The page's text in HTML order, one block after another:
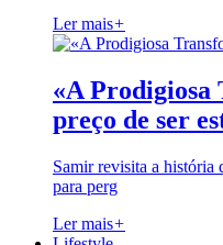
Ler mais+
«A Prodigiosa
preço de ser
Samir revisita a história
para perg
Ler mais+